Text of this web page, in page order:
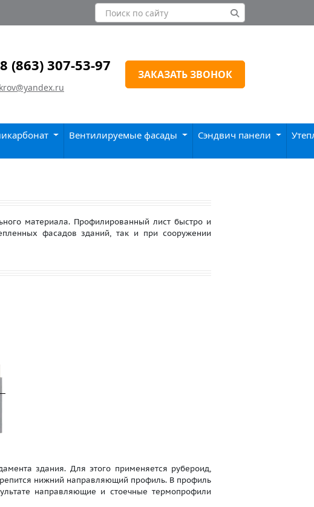
8 (863) 307-53-97
ЗАКАЗАТЬ ЗВОНОК
Вентилируемые фасады Сэндвич панели
материала. Профилированный лист быстро и
фасадов зданий, так и при сооружении
здания. Для этого применяется рубероид,
нижний направляющий профиль. В профиль
направляющие и стоечные термопрофили